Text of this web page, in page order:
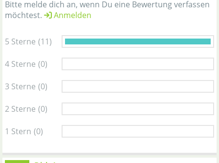
Bitte melde dich an, wenn Du eine Bewertung verfassen
möchtest.
Anmelden
5 Sterne (11)
4 Sterne (0)
3 Sterne (0)
2 Sterne (0)
1 Stern (0)